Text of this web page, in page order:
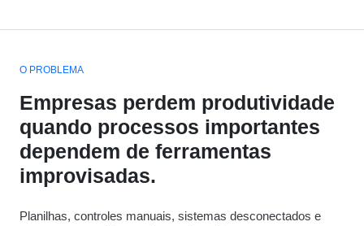
O PROBLEMA
Empresas perdem produtividade
quando processos importantes
dependem de ferramentas
improvisadas.
Planilhas, controles manuais, sistemas desconectados e